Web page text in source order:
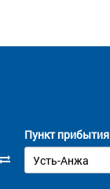
Пункт прибытия